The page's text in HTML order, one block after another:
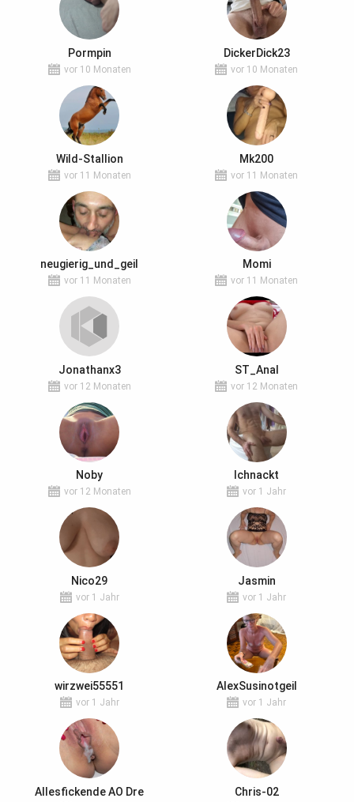
Pormpin
vor 10 Monaten
DickerDick23
vor 10 Monaten
Wild-Stallion
vor 11 Monaten
Mk200
vor 11 Monaten
neugierig_und_geil
vor 11 Monaten
Momi
vor 11 Monaten
Jonathanx3
vor 12 Monaten
ST_Anal
vor 12 Monaten
Noby
vor 12 Monaten
Ichnackt
vor 1 Jahr
Nico29
vor 1 Jahr
Jasmin
vor 1 Jahr
wirzwei55551
vor 1 Jahr
AlexSusinotgeil
vor 1 Jahr
Allesfickende AO Dre Chris-02